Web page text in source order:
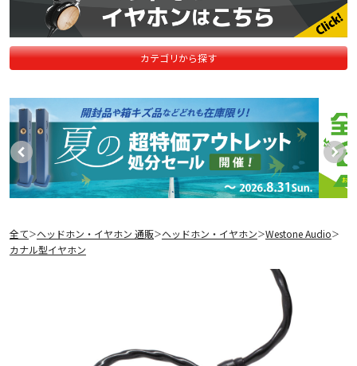
カテゴリから探す
全て＞ヘッドホン・イヤホン 通販＞ヘッドホン・イヤホン＞Westone Audio＞
カナル型イヤホン